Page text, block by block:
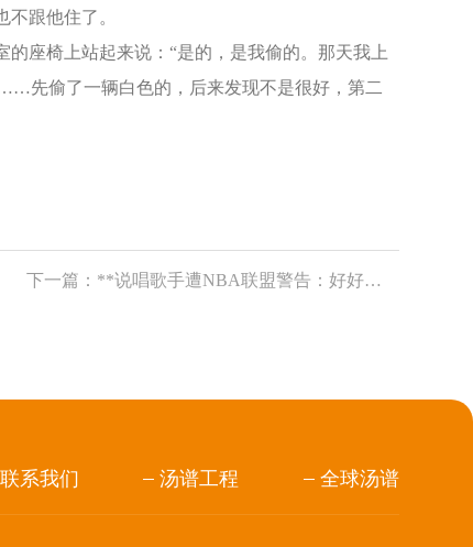
跟他住了。
座椅上站起来说：“是的，是我偷的。那天我上
先偷了一辆白色的，后来发现不是很好，第二
下一篇： **说唱歌手遭NBA联盟警告：好好看球别骂人
联系我们 汤谱工程 全球汤谱